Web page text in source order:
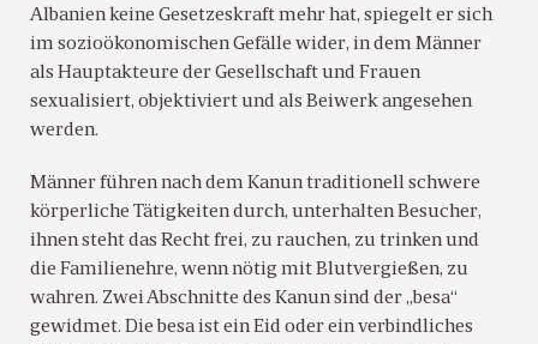
Albanien keine Gesetzeskraft mehr hat, spiegelt er sich
im sozioökonomischen Gefälle wider, in dem Männer
als Hauptakteure der Gesellschaft und Frauen
sexualisiert, objektiviert und als Beiwerk angesehen
werden.
Männer führen nach dem Kanun traditionell schwere
körperliche Tätigkeiten durch, unterhalten Besucher,
ihnen steht das Recht frei, zu rauchen, zu trinken und
die Familienehre, wenn nötig mit Blutvergießen, zu
wahren. Zwei Abschnitte des Kanun sind der „besa“
gewidmet. Die besa ist ein Eid oder ein verbindliches